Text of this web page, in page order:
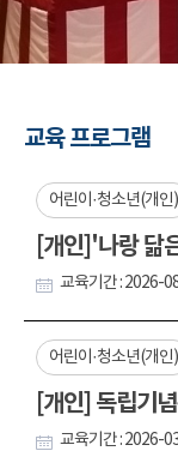
교육 프로그램
어린이·청소년(개인)
[개인]'나랑 닮
교육기간 : 2026-
어린이·청소년(개인)
[개인] 독립기
교육기간 : 2026-